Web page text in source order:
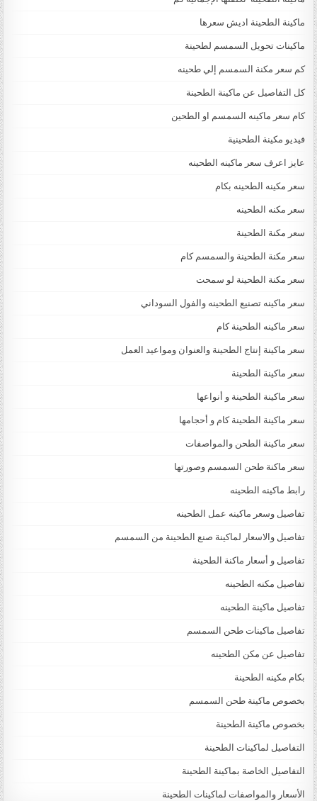
ماكينة الطحينة اديش سعرها
ماكينات تحويل السمسم لطحينة
كم سعر مكنة السمسم إلي طحينه
كل التفاصيل عن ماكينة الطحينة
كام سعر ماكينه السمسم او الطحين
فيديو مكينة الطحينية
عايز اعرف سعر ماكينه الطحينه
سعر مكينه الطحينه بكام
سعر مكنه الطحينه
سعر مكنة الطحينة
سعر مكنة الطحينة والسمسم كام
سعر مكنة الطحينة لو سمحت
سعر ماكينه تصنيع الطحينه والفول السوداني
سعر ماكينه الطحينة كام
سعر ماكينة إنتاج الطحينة والعنوان ومواعيد العمل
سعر ماكينة الطحينة
سعر ماكينة الطحينة و أنواعها
سعر ماكينة الطحينة كام و أحجامها
سعر ماكينة الطحن والمواصفات
سعر ماكنة طحن السمسم وصورتها
رابط ماكينه الطحينه
تفاصيل وسعر ماكينه عمل الطحينه
تفاصيل والاسعار لماكينة صنع الطحينة من السمسم
تفاصيل و أسعار ماكنة الطحينة
تفاصيل مكنه الطحينه
تفاصيل ماكينة الطحينه
تفاصيل ماكينات طحن السمسم
تفاصيل عن مكن الطحينه
بكام مكينه الطحينة
بخصوص ماكينة طحن السمسم
بخصوص ماكينة الطحينة
التفاصيل لماكينات الطحينة
التفاصيل الخاصة بماكينة الطحينة
الأسعار والمواصفات لماكينات الطحينة